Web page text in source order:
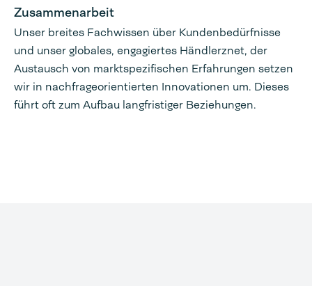
Zusammenarbeit
Unser breites Fachwissen über Kundenbedürfnisse
und unser globales, engagiertes Händlerznet, der
Austausch von marktspezifischen Erfahrungen setzen
wir in nachfrageorientierten Innovationen um. Dieses
führt oft zum Aufbau langfristiger Beziehungen.